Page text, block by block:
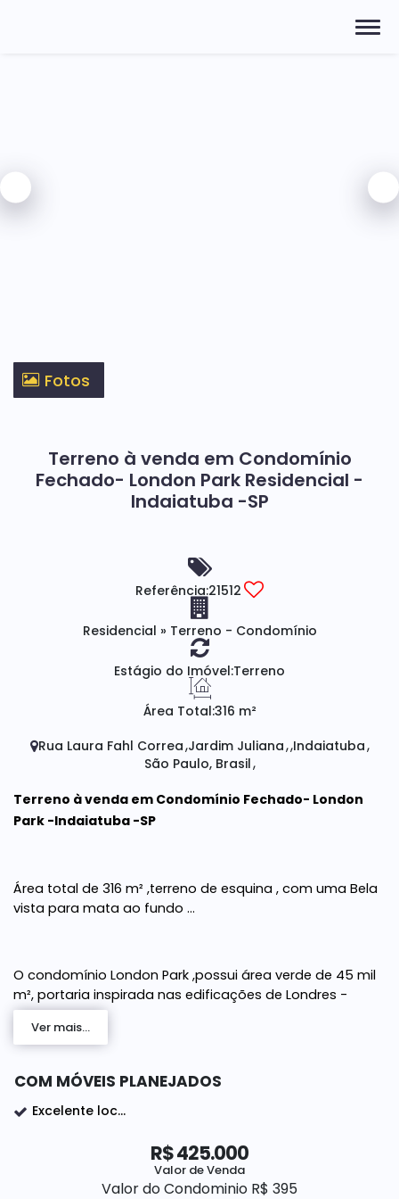
Fotos
Terreno à venda em Condomínio
Fechado- London Park Residencial -
Indaiatuba -SP
Referência:21512
Residencial » Terreno - Condomínio
Estágio do Imóvel:Terreno
Área Total:316 m²
Rua Laura Fahl Correa Jardim Juliana Indaiatuba
São Paulo, Brasil
Terreno à venda em Condomínio Fechado- London
Park -Indaiatuba -SP
Área total de 316 m² ,terreno de esquina , com uma Bela
vista para mata ao fundo ...
O condomínio London Park ,possui área verde de 45 mil
m², portaria inspirada nas edificações de Londres -
Inglaterra
Diferenciais do condomínio:
Portaria 24 h
Completa infraestrutura;
Área de Lazer;
Ver mais...
COM MÓVEIS PLANEJADOS
Excelente localização
R$425.000
Valor de Venda
Valor do Condominio R$ 395